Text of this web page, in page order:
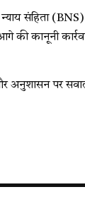
संहिता
कानूनी
पर